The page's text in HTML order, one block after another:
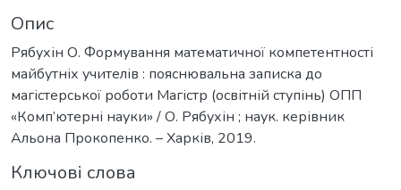
Опис
Рябухін О. Формування математичної компетентності
майбутніх учителів : пояснювальна записка до
магістерської роботи Магістр (освітній ступінь) ОПП
«Комп’ютерні науки» / О. Рябухін ; наук. керівник
Альона Прокопенко. – Харків, 2019.
Ключові слова